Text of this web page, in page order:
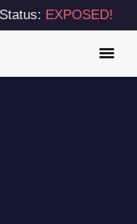
EXPOSED!